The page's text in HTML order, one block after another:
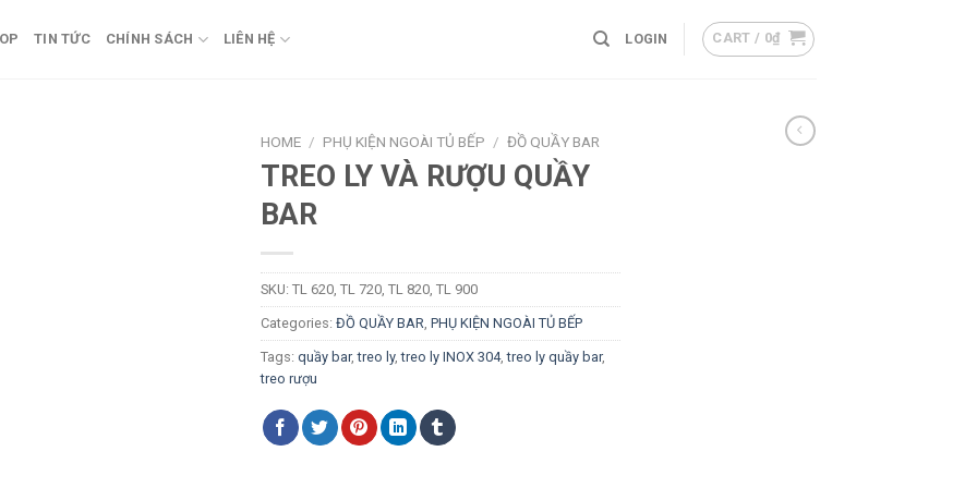
TIN TỨC CHÍNH SÁCH LIÊN HỆ LOGIN CART / 0₫
HOME / PHỤ KIỆN NGOÀI TỦ BẾP / ĐỒ QUẦY BAR
TREO LY VÀ RƯỢU QUẦY
BAR
SKU: TL 620, TL 720, TL 820, TL 900
Categories: ĐỒ QUẦY BAR PHỤ KIỆN NGOÀI TỦ BẾP
Tags: quầy bar,treo ly,treo ly INOX 304,treo ly quầy bar,
treo rượu